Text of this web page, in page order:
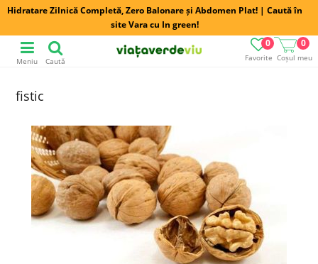
Hidratare Zilnică Completă, Zero Balonare și Abdomen Plat! | Caută în
site Vara cu In green!
Favorite
0
Coșul meu
0
Meniu Caută
fistic